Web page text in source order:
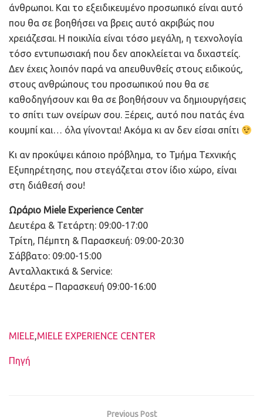
άνθρωποι. Και το εξειδικευμένο προσωπικό είναι αυτό
που θα σε βοηθήσει να βρεις αυτό ακριβώς που
χρειάζεσαι. Η ποικιλία είναι τόσο μεγάλη, η τεχνολογία
τόσο εντυπωσιακή που δεν αποκλείεται να διχαστείς.
Δεν έχεις λοιπόν παρά να απευθυνθείς στους ειδικούς,
στους ανθρώπους του προσωπικού που θα σε
καθοδηγήσουν και θα σε βοηθήσουν να δημιουργήσεις
το σπίτι των ονείρων σου. Ξέρεις, αυτό που πατάς ένα
κουμπί και… όλα γίνονται! Ακόμα κι αν δεν είσαι σπίτι
Κι αν προκύψει κάποιο πρόβλημα, το Τμήμα Τεχνικής
Εξυπηρέτησης, που στεγάζεται στον ίδιο χώρο, είναι
στη διάθεσή σου!
Ωράριο Miele Experience Center
Δευτέρα & Τετάρτη: 09:00-17:00
Τρίτη, Πέμπτη & Παρασκευή: 09:00-20:30
Σάββατο: 09:00-15:00
Ανταλλακτικά & Service:
Δευτέρα – Παρασκευή 09:00-16:00
Ετικέτες
MIELE,MIELE EXPERIENCE CENTER
Πηγή
Previous Post